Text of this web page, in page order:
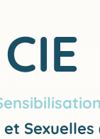
CIE
Sexuelles